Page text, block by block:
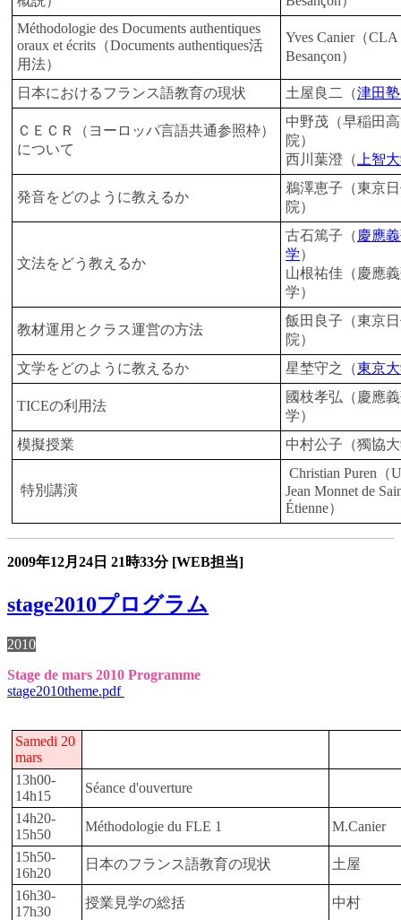
Méthodologie des Documents authentiques
oraux et écrits（Documents authentiques活
用法）
Yves Canier（CLA
Besançon）
日本におけるフランス語教育の現状 土屋良二（津田
ＣＥＣＲ（ヨーロッパ言語共通参照枠）
について
中野茂（早稲田
院）
西川葉澄（ 上智
発音をどのように教えるか
鵜澤恵子（東京
院）
文法をどう教えるか
古石篤子（ 慶應
学）
山根祐佳（慶應
学）
教材運用とクラス運営の方法
飯田良子（東京
院）
文学をどのように教えるか
星埜守之（東京
TICEの利用法
國枝孝弘（慶應
学）
模擬授業
中村公子（獨協
特別講演
Christian Puren（
Jean Monnet de
Étienne）
2009年12月24日 21時33分 [WEB担当]
stage2010プログラム
2010
Stage de mars 2010 Programme
stage2010theme.pdf
Samedi 20
mars
13h00-
14h15
Séance d'ouverture
14h20-
15h50
Méthodologie du FLE 1
M.Canier
15h50-
16h20
日本のフランス語教育の現状 土屋
16h30-
17h30
授業見学の総括 中村